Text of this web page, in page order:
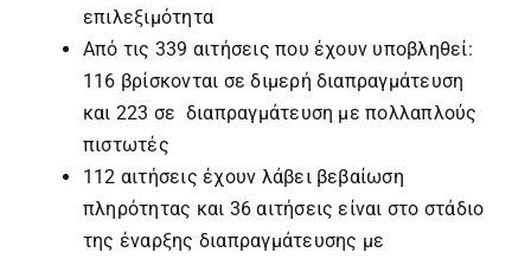
επιλεξιμότητα
Από τις 339 αιτήσεις που έχουν υποβληθεί:
116 βρίσκονται σε διμερή διαπραγμάτευση
και 223 σε διαπραγμάτευση με πολλαπλούς
πιστωτές
112 αιτήσεις έχουν λάβει βεβαίωση
πληρότητας και 36 αιτήσεις είναι στο στάδιο
της έναρξης διαπραγμάτευσης με